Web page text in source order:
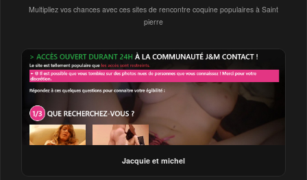
Multipliez vos chances avec ces sites de rencontre coquine populaires à Saint
pierre
Jacquie et michel